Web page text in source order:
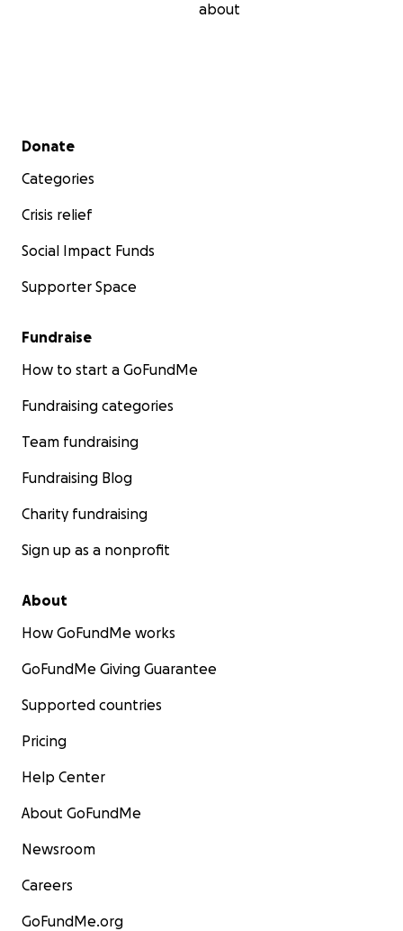
about
Secondary menu
Donate
Categories
Crisis relief
Social Impact Funds
Supporter Space
Fundraise
How to start a GoFundMe
Fundraising categories
Team fundraising
Fundraising Blog
Charity fundraising
Sign up as a nonprofit
About
How GoFundMe works
GoFundMe Giving Guarantee
Supported countries
Pricing
Help Center
About GoFundMe
Newsroom
Careers
GoFundMe.org